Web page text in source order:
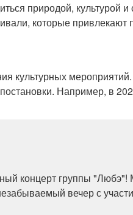
природой, культурой
которые привлекают
культурных
Например, в
концерт группы "Любэ"!
вечер с